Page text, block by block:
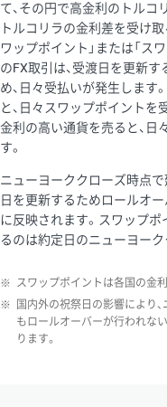
て、その円で高金利のトルコ
トルコリラの金利差を受け
ワップポイント」または「ス
のFX取引は、受渡日を更新
め、日々受払いが発生します
と、日々スワップポイントを
金利の高い通貨を売ると、
す。
ニューヨーククローズ時点
日を更新するためロールオー
に反映されます。スワップポ
るのは約定日のニューヨーク
※ スワップポイントは各国の金
※
国内外の祝祭日の影響により
もロールオーバーが行われな
ります。